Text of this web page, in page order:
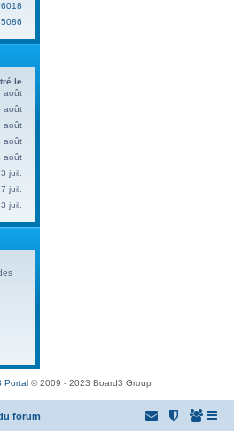
6018
5086
le
août
août
août
août
août
juil.
juil.
juil.
Portal© 2009 - 2023 Board3 Group
forum